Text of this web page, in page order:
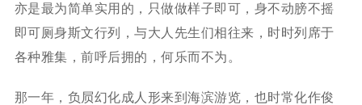
亦是最为简单实用的，只做做样子即可，身不动膀不摇
即可厕身斯文行列，与大人先生们相往来，时时列席于
各种雅集，前呼后拥的，何乐而不为。
那一年，负屃幻化成人形来到海滨游览，也时常化作俊